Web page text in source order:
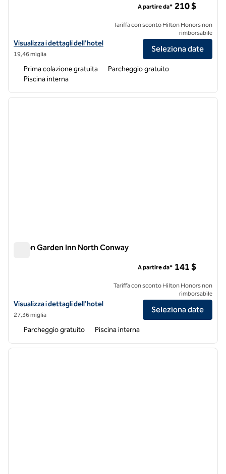
Visualizza i dettagli dell'hotel Hampton Inn Littleton
Visualizza i dettagli dell'hotel
19,46 miglia
A partire da* 210 $
Tariffa con sconto Hilton Honors non
rimborsabile
Seleziona date
Prima colazione gratuita
Parcheggio gratuito
Piscina interna
1 di 12
Hilton Garden Inn North Conway
Visualizza i dettagli dell'hotel Hilton Garden Inn North Conway
Visualizza i dettagli dell'hotel
27,36 miglia
A partire da* 141 $
Tariffa con sconto Hilton Honors non
rimborsabile
Seleziona date
Parcheggio gratuito Piscina interna
1 di 12